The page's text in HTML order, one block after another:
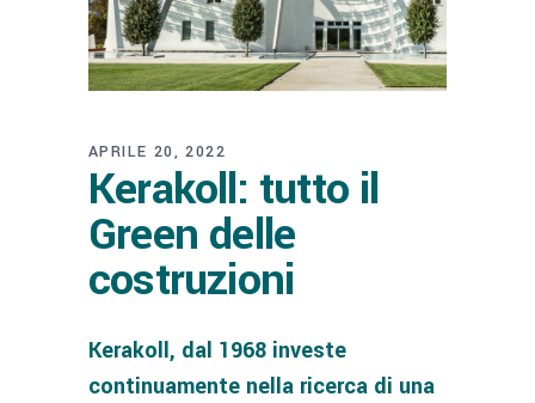
APRILE 20, 2022
Kerakoll: tutto il
Green delle
costruzioni
Kerakoll, dal 1968 investe
continuamente nella ricerca di una